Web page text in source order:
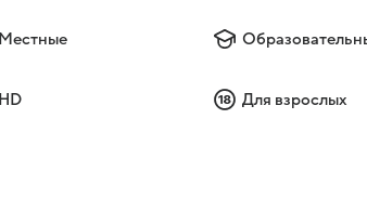
Местные
HD Для взрослых